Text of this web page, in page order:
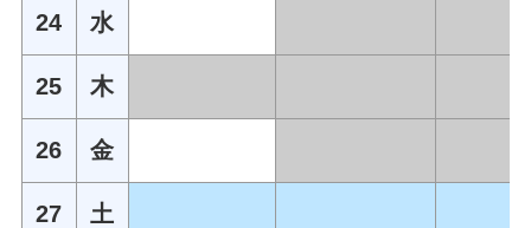
24 水
25 木
26 金
27 土